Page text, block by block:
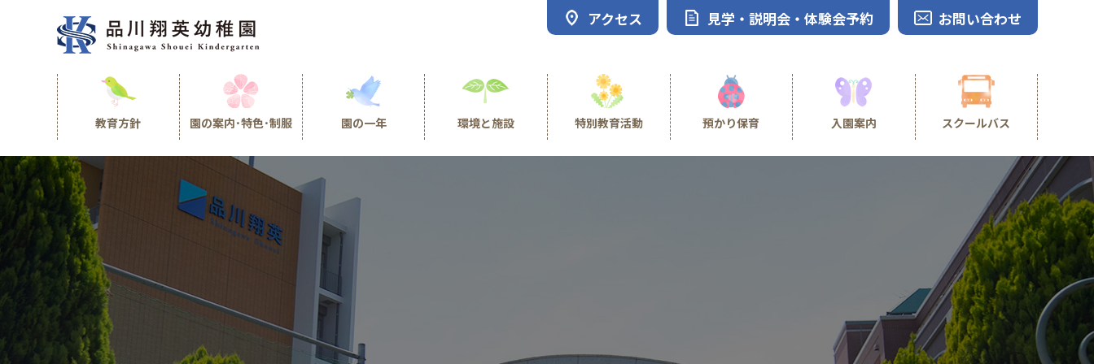
アクセス 見学・説明会・体験会予約 お問い合わせ
教育方針 園の案内･特色･制服 園の一年 環境と施設 特別教育活動 預かり保育 入園案内 スクールバス